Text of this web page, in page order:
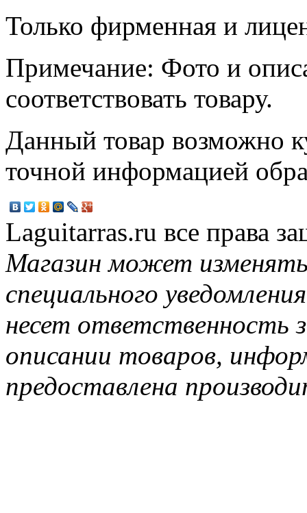
Только фирменная и
Примечание: Фото и
соответствовать товару.
Данный товар возможно
точной информацией
Laguitarras.ru все права
Магазин может
специального
несет ответственность
описании товаров,
предоставлена